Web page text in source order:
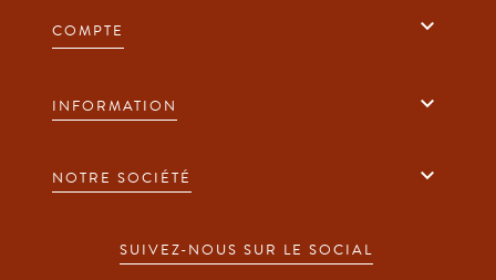
COMPTE 
INFORMATION 
NOTRE SOCIÉTÉ 
SUIVEZ-NOUS SUR LE SOCIAL